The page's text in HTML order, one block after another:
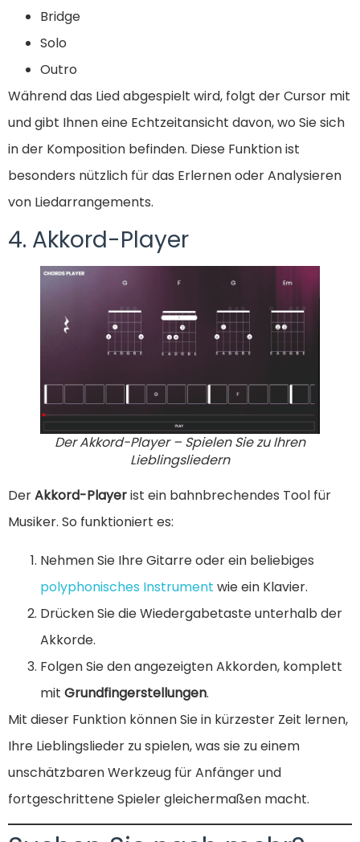
Bridge
Solo
Outro
Während das Lied abgespielt wird, folgt der Cursor mit
und gibt Ihnen eine Echtzeitansicht davon, wo Sie sich
in der Komposition befinden. Diese Funktion ist
besonders nützlich für das Erlernen oder Analysieren
von Liedarrangements.
4. Akkord-Player
Der Akkord-Player – Spielen Sie zu Ihren
Lieblingsliedern
DerAkkord-Playerist ein bahnbrechendes Tool für
Musiker. So funktioniert es:
Nehmen Sie Ihre Gitarre oder ein beliebiges
polyphonisches Instrument wie ein Klavier.
Drücken Sie die Wiedergabetaste unterhalb der
Akkorde.
Folgen Sie den angezeigten Akkorden, komplett
mit Grundfingerstellungen.
Mit dieser Funktion können Sie in kürzester Zeit lernen,
Ihre Lieblingslieder zu spielen, was sie zu einem
unschätzbaren Werkzeug für Anfänger und
fortgeschrittene Spieler gleichermaßen macht.